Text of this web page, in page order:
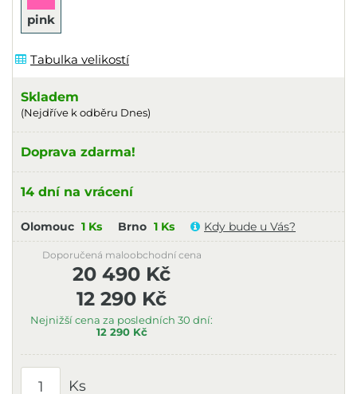
pink
Tabulka velikostí
Skladem
(Nejdříve k odběru Dnes)
Doprava zdarma!
14 dní na vrácení
Olomouc 1 Ks Brno 1 Ks Kdy bude u Vás?
12 290 Kč
Nejnižší cena za posledních 30 dní:
12 290 Kč
Doporučená maloobchodní cena
20 490 Kč
Ks